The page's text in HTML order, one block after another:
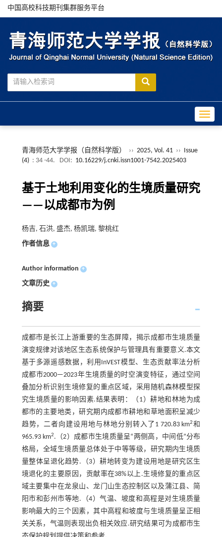
中国高校科技期刊集群服务平台
青海师范大学学报（自然科学版） ›› 2025, Vol. 41 ››
Issue
(4) : 34 -44. DOI: 10.16229/j.cnki.issn1001-7542.2025403
基于土地利用变化的生境质量研究
——以成都市为例
杨吉, 石洪, 盛杰, 杨凯瑞, 黎桃红
作者信息 +
Author information +
文章历史 +
摘要
成都市是长江上游重要的生态屏障，揭示成都市生境质量
演变规律对该地区生态系统保护与管理具有重要意义.本文
基于多源遥感数据，利用InVEST模型、生态贡献率法分析
成都市2000—2023年生境质量的时空演变特征，通过空间
叠加分析识别生境修复的重点区域，采用随机森林模型探
究生境质量的影响因素.结果表明：（1）耕地和林地为成
都市的主要地类，研究期内成都市耕地和草地面积呈减少
趋势，二者向建设用地与林地分别转入了1 720.83 km2和
965.93 km2.（2）成都市生境质量呈“两侧高，中间低”分布
格局，全域生境质量总体处于中等等级，研究期内生境质
量整体呈退化趋势.（3）耕地转变为建设用地是研究区生
境退化的主要原因，贡献率在38%以上.生境修复的重点区
域主要集中在龙泉山、龙门山生态控制区以及蒲江县、简
阳市和彭州市等地.（4）气温、坡度和高程是对生境质量
影响最大的三个因素，其中高程和坡度与生境质量呈正相
关关系，气温则表现出负相关效应.研究结果可为成都市生